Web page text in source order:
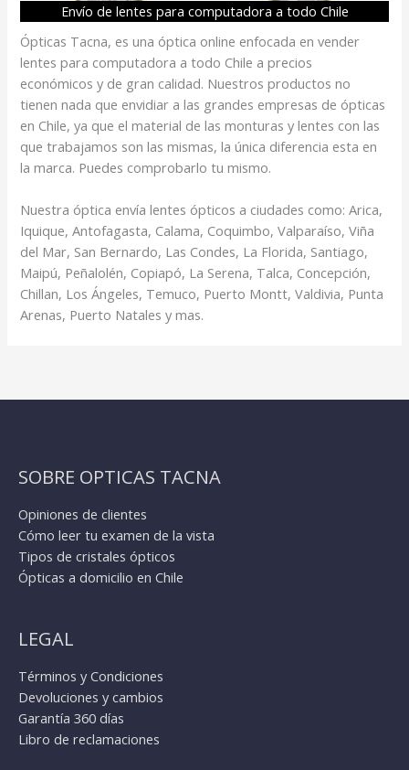
Envío de lentes para computadora a todo Chile
Ópticas Tacna, es una óptica online enfocada en vender
lentes para computadora a todo Chile a precios
económicos y de gran calidad. Nuestros productos no
tienen nada que envidiar a las grandes empresas de ópticas
en Chile, ya que el material de las monturas y lentes con las
que trabajamos son las mismas, la única diferencia esta en
la marca. Puedes comprobarlo tu mismo.
Nuestra óptica envía lentes ópticos a ciudades como: Arica,
Iquique, Antofagasta, Calama, Coquimbo, Valparaíso, Viña
del Mar, San Bernardo, Las Condes, La Florida, Santiago,
Maipú, Peñalolén, Copiapó, La Serena, Talca, Concepción,
Chillan, Los Ángeles, Temuco, Puerto Montt, Valdivia, Punta
Arenas, Puerto Natales y mas.
SOBRE OPTICAS TACNA
Opiniones de clientes
Cómo leer tu examen de la vista
Tipos de cristales ópticos
Ópticas a domicilio en Chile
LEGAL
Términos y Condiciones
Devoluciones y cambios
Garantía 360 días
Libro de reclamaciones